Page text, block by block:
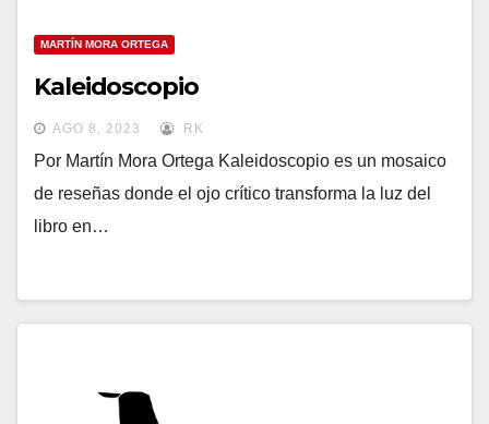
MARTÍN MORA ORTEGA
Kaleidoscopio
AGO 8, 2023 RK
Por Martín Mora Ortega Kaleidoscopio es un mosaico
de reseñas donde el ojo crítico transforma la luz del
libro en…